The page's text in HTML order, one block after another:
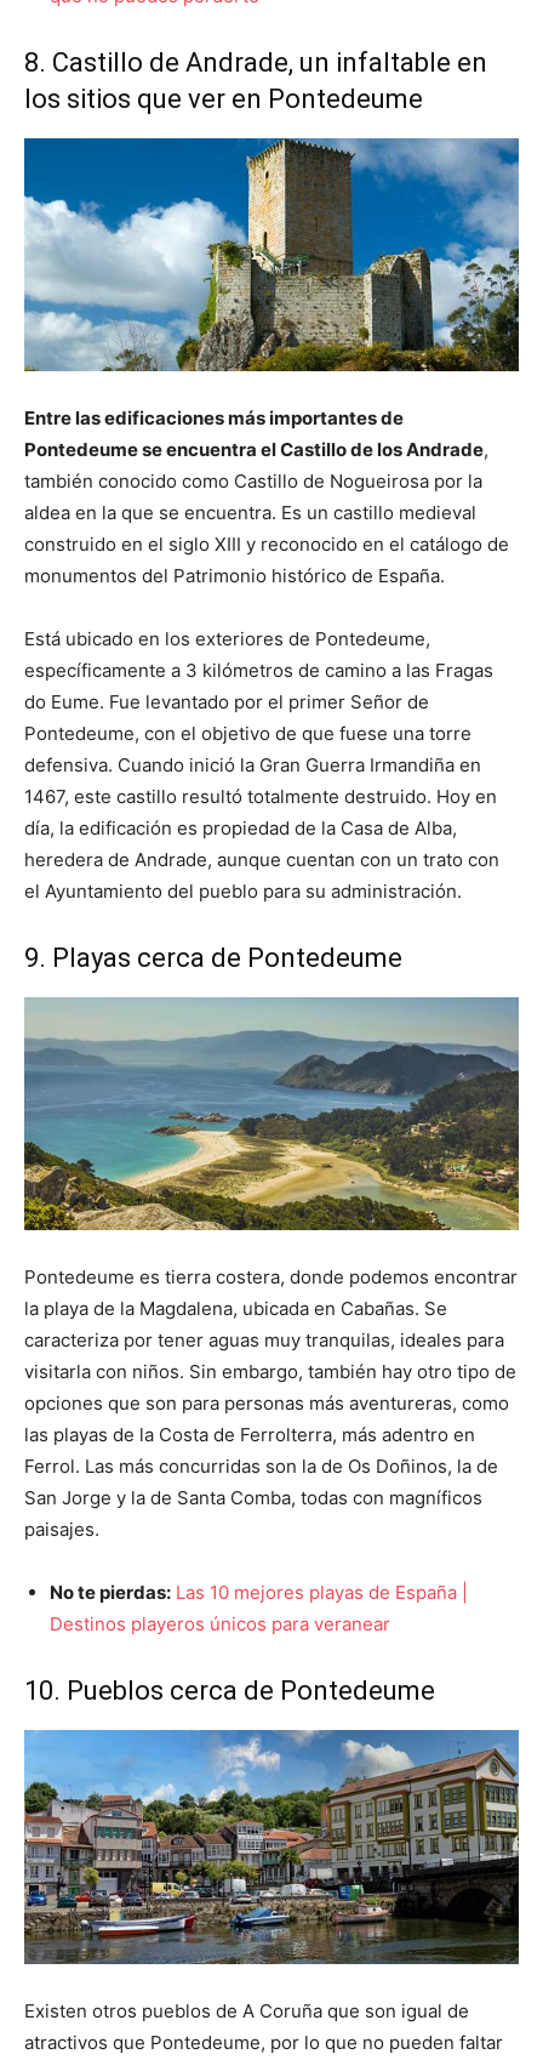
8. Castillo de Andrade, un infaltable en
los sitios que ver en Pontedeume
Entre las edificaciones más importantes de
Pontedeume se encuentra el Castillo de los Andrade,
también conocido como Castillo de Nogueirosa por la
aldea en la que se encuentra. Es un castillo medieval
construido en el siglo XIII y reconocido en el catálogo de
monumentos del Patrimonio histórico de España.
Está ubicado en los exteriores de Pontedeume,
específicamente a 3 kilómetros de camino a las Fragas
do Eume. Fue levantado por el primer Señor de
Pontedeume, con el objetivo de que fuese una torre
defensiva. Cuando inició la Gran Guerra Irmandiña en
1467, este castillo resultó totalmente destruido. Hoy en
día, la edificación es propiedad de la Casa de Alba,
heredera de Andrade, aunque cuentan con un trato con
el Ayuntamiento del pueblo para su administración.
9. Playas cerca de Pontedeume
Pontedeume es tierra costera, donde podemos encontrar
la playa de la Magdalena, ubicada en Cabañas. Se
caracteriza por tener aguas muy tranquilas, ideales para
visitarla con niños. Sin embargo, también hay otro tipo de
opciones que son para personas más aventureras, como
las playas de la Costa de Ferrolterra, más adentro en
Ferrol. Las más concurridas son la de Os Doñinos, la de
San Jorge y la de Santa Comba, todas con magníficos
paisajes.
No te pierdas: Las 10 mejores playas de España |
Destinos playeros únicos para veranear
10. Pueblos cerca de Pontedeume
Existen otros pueblos de A Coruña que son igual de
atractivos que Pontedeume, por lo que no pueden faltar